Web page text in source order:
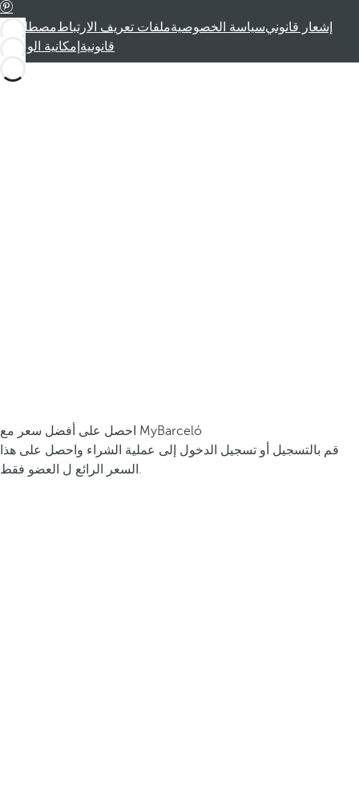
إشعار قانونيسياسة الخصوصيةملفات تعريف الارتباطمصطلحات
قانونية إمكانية الوصول
احصل على أفضل سعر مع MyBarceló
قم بالتسجيل أو تسجيل الدخول إلى عملية الشراء واحصل على هذا
السعر الرائع ل العضو فقط.